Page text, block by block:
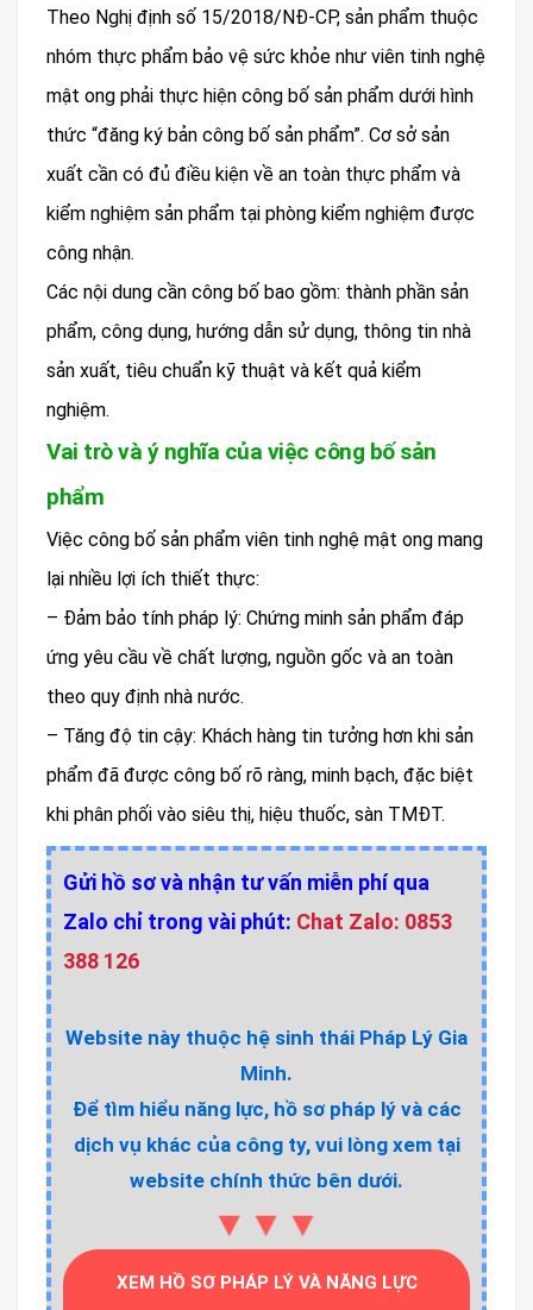
Theo Nghị định số 15/2018/NĐ-CP, sản phẩm thuộc
nhóm thực phẩm bảo vệ sức khỏe như viên tinh nghệ
mật ong phải thực hiện công bố sản phẩm dưới hình
thức “đăng ký bản công bố sản phẩm”. Cơ sở sản
xuất cần có đủ điều kiện về an toàn thực phẩm và
kiểm nghiệm sản phẩm tại phòng kiểm nghiệm được
công nhận.
Các nội dung cần công bố bao gồm: thành phần sản
phẩm, công dụng, hướng dẫn sử dụng, thông tin nhà
sản xuất, tiêu chuẩn kỹ thuật và kết quả kiểm
nghiệm.
Vai trò và ý nghĩa của việc công bố sản
phẩm
Việc công bố sản phẩm viên tinh nghệ mật ong mang
lại nhiều lợi ích thiết thực:
– Đảm bảo tính pháp lý: Chứng minh sản phẩm đáp
ứng yêu cầu về chất lượng, nguồn gốc và an toàn
theo quy định nhà nước.
– Tăng độ tin cậy: Khách hàng tin tưởng hơn khi sản
phẩm đã được công bố rõ ràng, minh bạch, đặc biệt
khi phân phối vào siêu thị, hiệu thuốc, sàn TMĐT.
Gửi hồ sơ và nhận tư vấn miễn phí qua
Zalo chỉ trong vài phút: Chat Zalo: 0853
388 126
Website này thuộc hệ sinh thái Pháp Lý Gia
Minh.
Để tìm hiểu năng lực, hồ sơ pháp lý và các
dịch vụ khác của công ty, vui lòng xem tại
website chính thức bên dưới.
▼▼▼
XEM HỒ SƠ PHÁP LÝ VÀ NĂNG LỰC